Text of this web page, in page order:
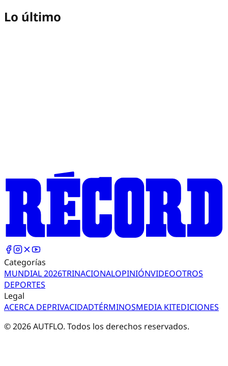
Lo último
Categorías
MUNDIAL 2026TRINACIONALOPINIÓNVIDEOOTROS
DEPORTES
Legal
ACERCA DEPRIVACIDADTÉRMINOSMEDIA KITEDICIONES
©2026AUTFLO. Todos los derechos reservados.